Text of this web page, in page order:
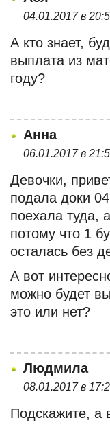
04.01.2017 в
А кто знает,
выплата из
году?
Анна
06.01.2017 в
Девочки,
подала доки
поехала туда,
потому что 1
осталась без
А вот
можно будет
это или нет?
Людмила
08.01.2017 в
Подскажите, а